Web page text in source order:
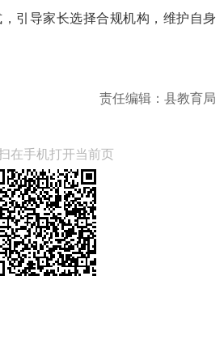
引导家长选择合规机构，维护自身
责任编辑：县教育局
在手机打开当前页